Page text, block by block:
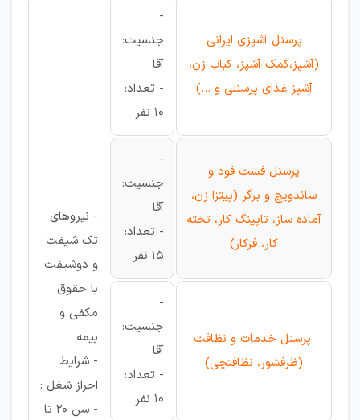
پرسنل آشپزی ایرانی
(آشپز،کمک آشپز، کباب زن،
آشپز غذای پرسنلی و ...)
-
جنسیت:
آقا
- تعداد:
10 نفر
- نیروهای
تک شیفت
و دوشیفت
با حقوق
مکفی و
بیمه
- شرایط
احراز شغل :
- سن 20 تا
پرسنل فست فود و
ساندویچ و برگر (پیتزا زن،
آماده ساز، تاپینگ کار، تخته
کار، فرکار)
-
جنسیت:
آقا
- تعداد:
15 نفر
پرسنل خدمات و نظافت
(ظرفشور، نظافتچی)
-
جنسیت:
آقا
- تعداد:
10 نفر